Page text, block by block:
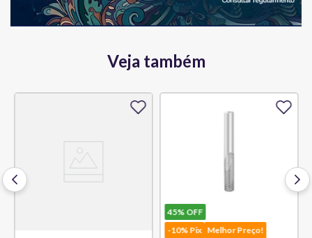
Veja também
45% OFF
-10% Pix Melhor Preço!